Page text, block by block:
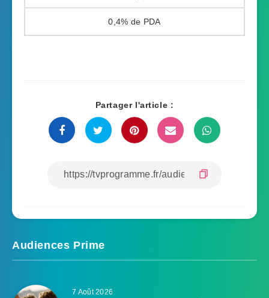
0,4%
Partager l'article :
Audiences Prime
7 Août 2026